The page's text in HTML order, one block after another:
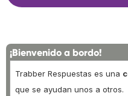
¡Bienvenido a bordo!
Trabber Respuestas es una
que se ayudan unos a otros.